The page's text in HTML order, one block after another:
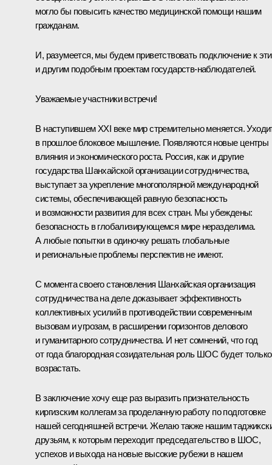
могло бы повысить качество медицинской помощи нашим
гражданам.
И, разумеется, мы будем приветствовать подключение к
и другим подобным проектам государств-наблюдателей.
Уважаемые участники встречи!
В наступившем XXI веке мир стремительно меняется.
в прошлое блоковое мышление. Появляются новые центры
влияния и экономического роста. Россия, как и другие
государства Шанхайской организации сотрудничества,
выступает за укрепление многополярной международной
системы, обеспечивающей равную безопасность
и возможности развития для всех стран. Мы убеждены:
безопасность в глобализирующемся мире неразделима.
А любые попытки в одиночку решать глобальные
и региональные проблемы перспектив не имеют.
С момента своего становления Шанхайская организация
сотрудничества на деле доказывает эффективность
коллективных усилий в противодействии современным
вызовам и угрозам, в расширении горизонтов делового
и гуманитарного сотрудничества. И нет сомнений, что год
от года благородная созидательная роль ШОС будет только
возрастать.
В заключение хочу еще раз выразить признательность
киргизским коллегам за проделанную работу по подготовке
нашей сегодняшней встречи. Желаю также нашим
друзьям, к которым переходит председательство в ШОС,
успехов и выхода на новые высокие рубежи в нашем